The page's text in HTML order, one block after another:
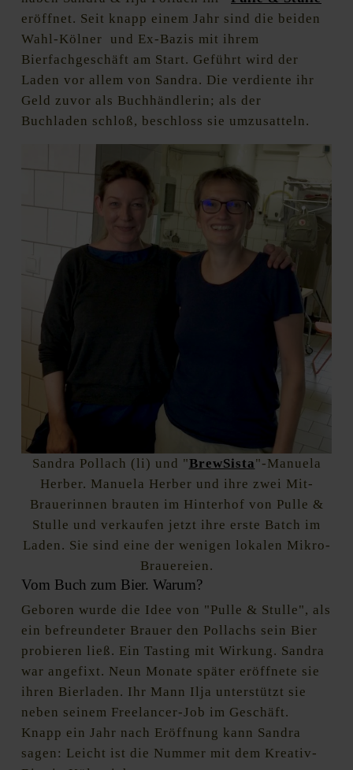
eröffnet. Seit knapp einem Jahr sind die beiden
Wahl-Kölner und Ex-Bazis mit ihrem
Bierfachgeschäft am Start. Geführt wird der
Laden vor allem von Sandra. Die verdiente ihr
Geld zuvor als Buchhändlerin; als der
Buchladen schloß, beschloss sie umzusatteln.
Sandra Pollach (li) und "BrewSista"-Manuela
Herber. Manuela Herber und ihre zwei Mit-
Brauerinnen brauten im Hinterhof von Pulle &
Stulle und verkaufen jetzt ihre erste Batch im
Laden. Sie sind eine der wenigen lokalen Mikro-
Brauereien.
Vom Buch zum Bier. Warum?
Geboren wurde die Idee von "Pulle & Stulle", als
ein befreundeter Brauer den Pollachs sein Bier
probieren ließ. Ein Tasting mit Wirkung. Sandra
war angefixt. Neun Monate später eröffnete sie
ihren Bierladen. Ihr Mann Ilja unterstützt sie
neben seinem Freelancer-Job im Geschäft.
Knapp ein Jahr nach Eröffnung kann Sandra
sagen: Leicht ist die Nummer mit dem Kreativ-